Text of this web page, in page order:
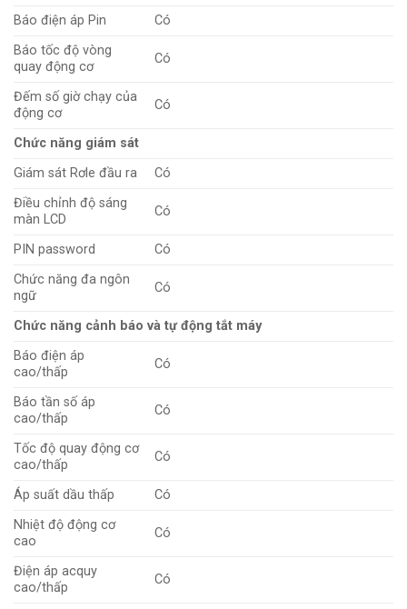
Báo điện áp Pin
Có
Báo tốc độ vòng
quay động cơ
Có
Đếm số giờ chạy của
động cơ
Có
Chức năng giám sát
Giám sát Rơle đầu ra
Có
Điều chỉnh độ sáng
màn LCD
Có
PIN password
Có
Chức năng đa ngôn
ngữ
Có
Chức năng cảnh báo và tự động tắt máy
Báo điện áp
cao/thấp
Có
Báo tần số áp
cao/thấp
Có
Tốc độ quay động cơ
cao/thấp
Có
Áp suất dầu thấp
Có
Nhiệt độ động cơ
cao
Có
Điện áp acquy
cao/thấp
Có